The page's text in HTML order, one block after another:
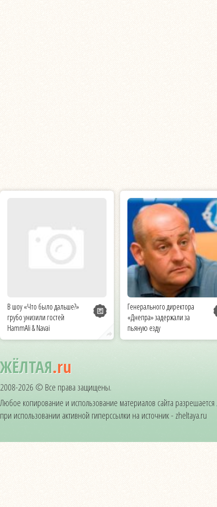
В шоу «Что было дальше?»
грубо унизили гостей
HammAli & Navai
Генерального директора
«Днепра» задержали за
пьяную езду
ЖЁЛТАЯ.ru
2008-2026 © Все права защищены.
Любое копирование и использование материалов сайта
при использовании активной гиперссылки на источник - zheltaya.ru